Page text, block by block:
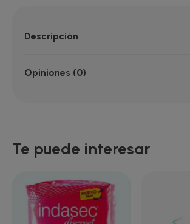
Descripción
Opiniones (0)
Te puede interesar